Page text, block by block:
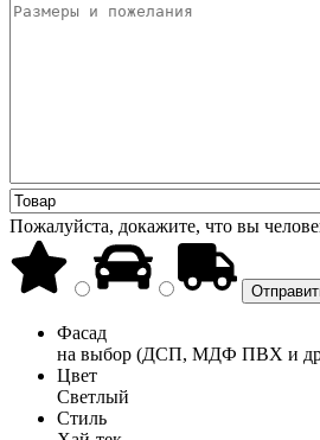
Пожалуйста, докажите, что вы
Фасад
на выбор (ДСП, МДФ ПВХ и
Цвет
Светлый
Стиль